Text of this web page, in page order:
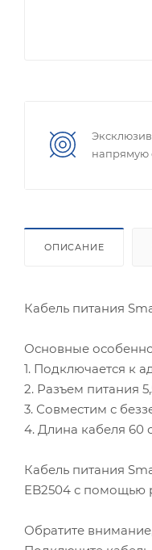
напрямую
ОПИСАНИЕ
Кабель питания
Основные
1. Подключается к
2. Разъем питания
3. Совместим с
4. Длина кабеля 60
Кабель питания
EB2504 с помощью
Обратите